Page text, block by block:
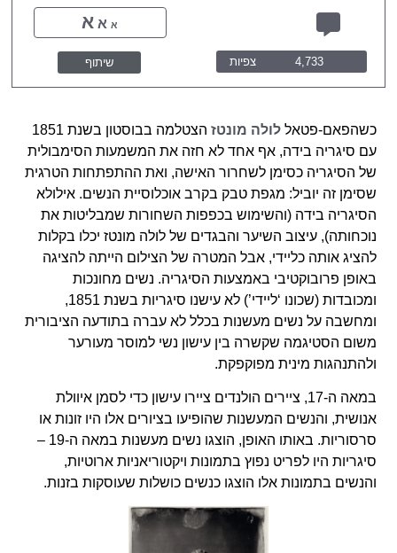
א א א
צפיות 4,733 שיתוף
כשהפאם-פטאללולה מונטז
הצטלמה בבוסטון בשנת 1851
עם סיגריה בידה, אף אחד לא חזה את המשמעות הסימבולית
של הסיגריה כסימן לשחרור האישה, ואת ההתפתחות הטרגית
שסימן זה יוביל: מגפת טבק בקרב אוכלוסיית הנשים. אילולא
הסיגריה בידה (והשימוש בכפפות השחורות שמבליטות את
נוכחותה), עיצוב השיער והבגדים של לולה מונטז יכלו בקלות
להציג אותה כליידי, אבל המטרה של הצילום הייתה להציגה
באופן פרובוקטיבי באמצעות הסיגריה. נשים מחונכות
ומכובדות (שכונו ‘ליידי’) לא עישנו סיגריות בשנת 1851,
ומחשבה על נשים מעשנות בכלל לא עברה בתודעה הציבורית
משום הסטיגמה שקשרה בין עישון נשי למוסר מעורער
ולהתנהגות מינית מפוקפקת.
במאה ה-17, ציירים הולנדים ציירו עישון כדי לסמן איוולת
אנושית, והנשים המעשנות שהופיעו בציורים אלו היו זונות או
סרסוריות. באותו האופן, הוצגו נשים מעשנות במאה ה-19 –
סיגריות היו לפריט נפוץ בתמונות ויקטוריאניות ארוטיות,
והנשים בתמונות אלו הוצגו כנשים כושלות שעוסקות בזנות.